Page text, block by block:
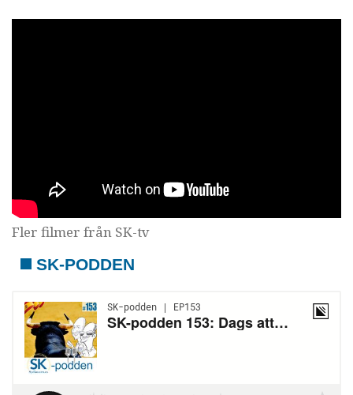
Fler filmer från SK-tv
SK-PODDEN